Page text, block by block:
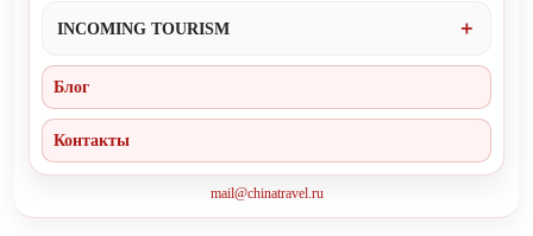
INCOMING TOURISM
Блог
Контакты
mail@chinatravel.ru